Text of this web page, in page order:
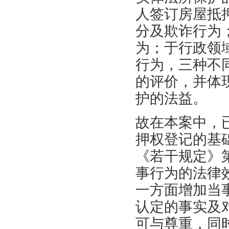
人签订房屋抵
分及欺诈行为
为；于行政领
行为，三种不
的评价，并体
护的法益。
故在本案中，
押权登记的基
《若干规定
事行为的法律
一方面增加当
认定的事实及
可与尊重，同